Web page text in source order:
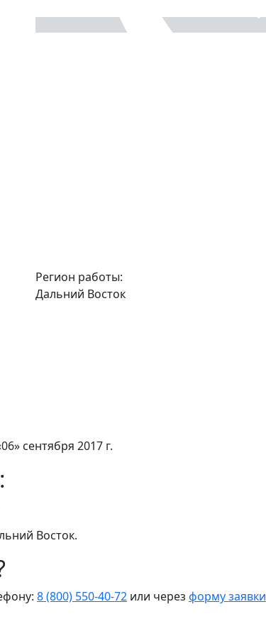
Регион работы:
Дальний Восток
сентября 2017 г.
Восток.
8 (800) 550-40-72 или через форму заявки